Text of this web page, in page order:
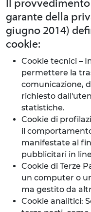
Il
garante della
giugno 2014)
cookie:
Cookie tecnici –
permettere la
comunicazione,
richiesto
statistiche.
Cookie di
il
manifestate al
pubblicitari in
Cookie di Terze
un computer o
ma gestito da
Cookie analitici: